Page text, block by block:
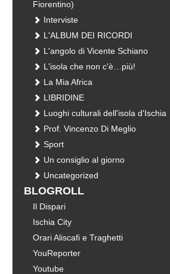
Fiorentino)
Interviste
L'ALBUM DEI RICORDI
L'angolo di Vicente Schiano
L'isola che non c'è…più!
La Mia Africa
LIBRIDINE
Luoghi culturali dell'isola d'Ischia
Prof. Vincenzo Di Meglio
Sport
Un consiglio al giorno
Uncategorized
BLOGROLL
Il Dispari
Ischia City
Orari Aliscafi e Traghetti
YouReporter
Youtube